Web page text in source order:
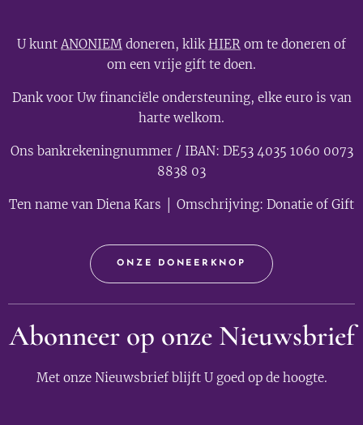
U kuntANONIEM doneren, klikHIER om te doneren of
om een vrije gift te doen.
Dank voor Uw financiële ondersteuning, elke euro is van
harte welkom.
Ons bankrekeningnummer / IBAN: DE53 4035 1060 0073
8838 03
Ten name van Diena Kars │ Omschrijving: Donatie of Gift
ONZE DONEERKNOP
Abonneer op onze Nieuwsbrief
Met onze Nieuwsbrief blijft U goed op de hoogte.